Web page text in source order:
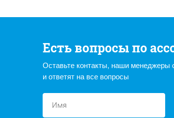
Есть вопросы по
Оставьте контакты, наши менеджеры
и ответят на все вопросы